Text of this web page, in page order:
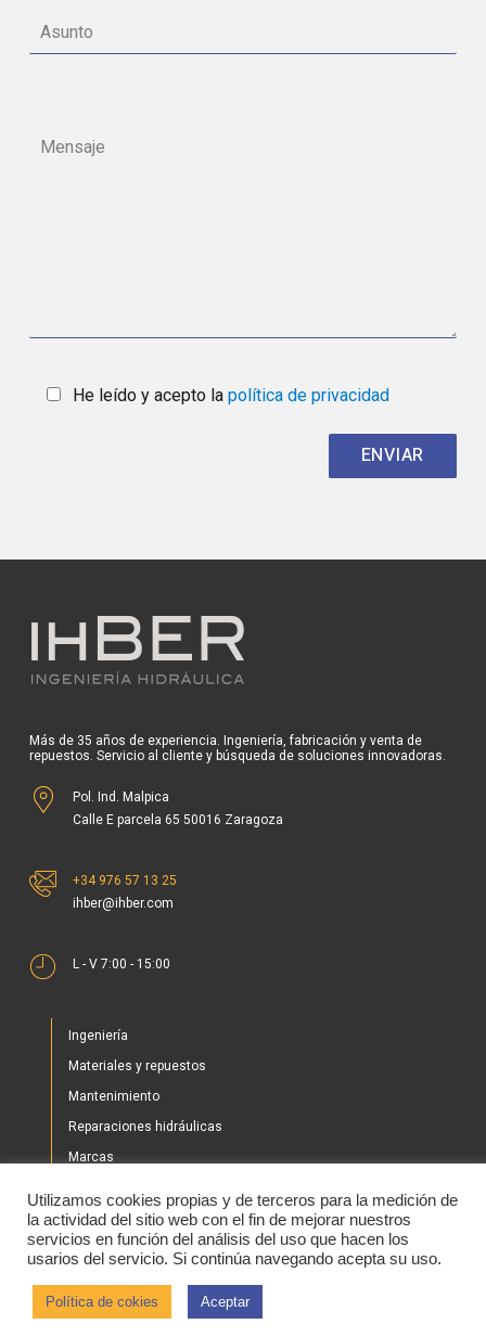
He leído y acepto la política de privacidad
Más de 35 años de experiencia. Ingeniería, fabricación y venta de
repuestos. Servicio al cliente y búsqueda de soluciones innovadoras.
Pol. Ind. Malpica
Calle E parcela 65 50016 Zaragoza
+34 976 57 13 25
ihber@ihber.com
L - V 7:00 - 15:00
Ingeniería
Materiales y repuestos
Mantenimiento
Reparaciones hidráulicas
Marcas
Tienda
Noticias
Utilizamos cookies propias y de terceros para la medición de
la actividad del sitio web con el fin de mejorar nuestros
servicios en función del análisis del uso que hacen los
usarios del servicio. Si continúa navegando acepta su uso.
Política de cokies Aceptar